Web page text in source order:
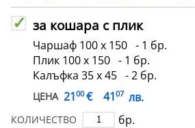
за кошара с плик
Чаршаф 100 х 150 - 1 бр.
Плик 100 х 150 - 1 бр.
Калъфка 35 х 45 - 2 бр.
ЦЕНА 2100 € 4107 лв.
КОЛИЧЕСТВО бр.